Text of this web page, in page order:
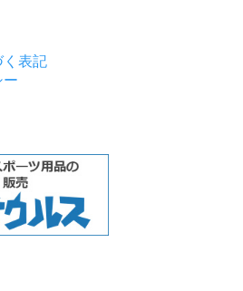
く表記
ー